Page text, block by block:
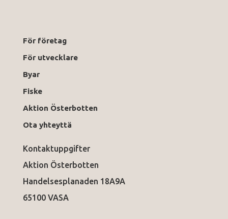
För företag
För utvecklare
Byar
Fiske
Aktion Österbotten
Ota yhteyttä
Kontaktuppgifter
Aktion Österbotten
Handelsesplanaden 18A9A
65100 VASA